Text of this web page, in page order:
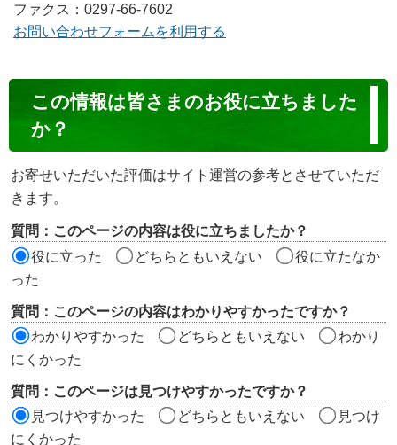
ファクス：0297-66-7602
お問い合わせフォームを利用する
ン
ン
ツ
評
価
ア
この情報は皆さまのお役に立ちました
か？
お寄せいただいた評価はサイト運営の参考とさせていただ
きます。
質問：このページの内容は役に立ちましたか？
役に立った
どちらともいえない
役に立たなか
った
質問：このページの内容はわかりやすかったですか？
わかりやすかった
どちらともいえない
わかり
にくかった
質問：このページは見つけやすかったですか？
見つけやすかった
どちらともいえない
見つけ
にくかった